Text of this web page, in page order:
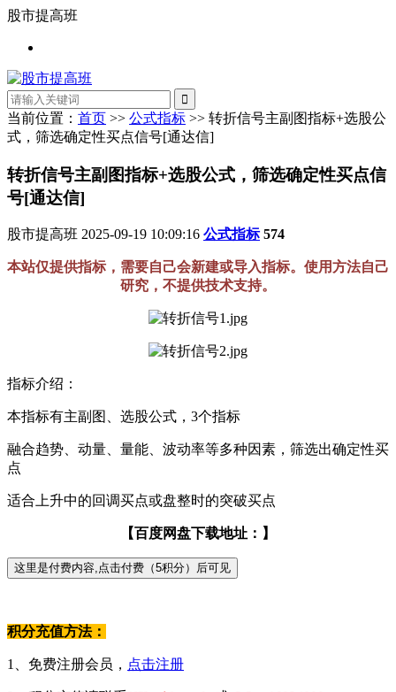
股市提高班
当前位置： 首页 >> 公式指标 >> 转折信号主副图指标+选股公
式，筛选确定性买点信号[通达信]
转折信号主副图指标+选股公式，筛选确定性买点信
号[通达信]
股市提高班 2025-09-19 10:09:16 公式指标 574
本站仅提供指标，需要自己会新建或导入指标。使用方法自己
研究，不提供技术支持。
指标介绍：
本指标有主副图、选股公式，3个指标
融合趋势、动量、量能、波动率等多种因素，筛选出确定性买
点
适合上升中的回调买点或盘整时的突破买点
【百度网盘下载地址：】
积分充值方法：
1、免费注册会员， 点击注册